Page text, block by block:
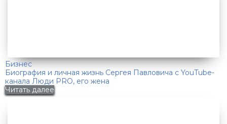
Бизнес
Биография и личная жизнь Сергея Павловича с YouTube-
канала Люди PRO, его жена
Читать далее